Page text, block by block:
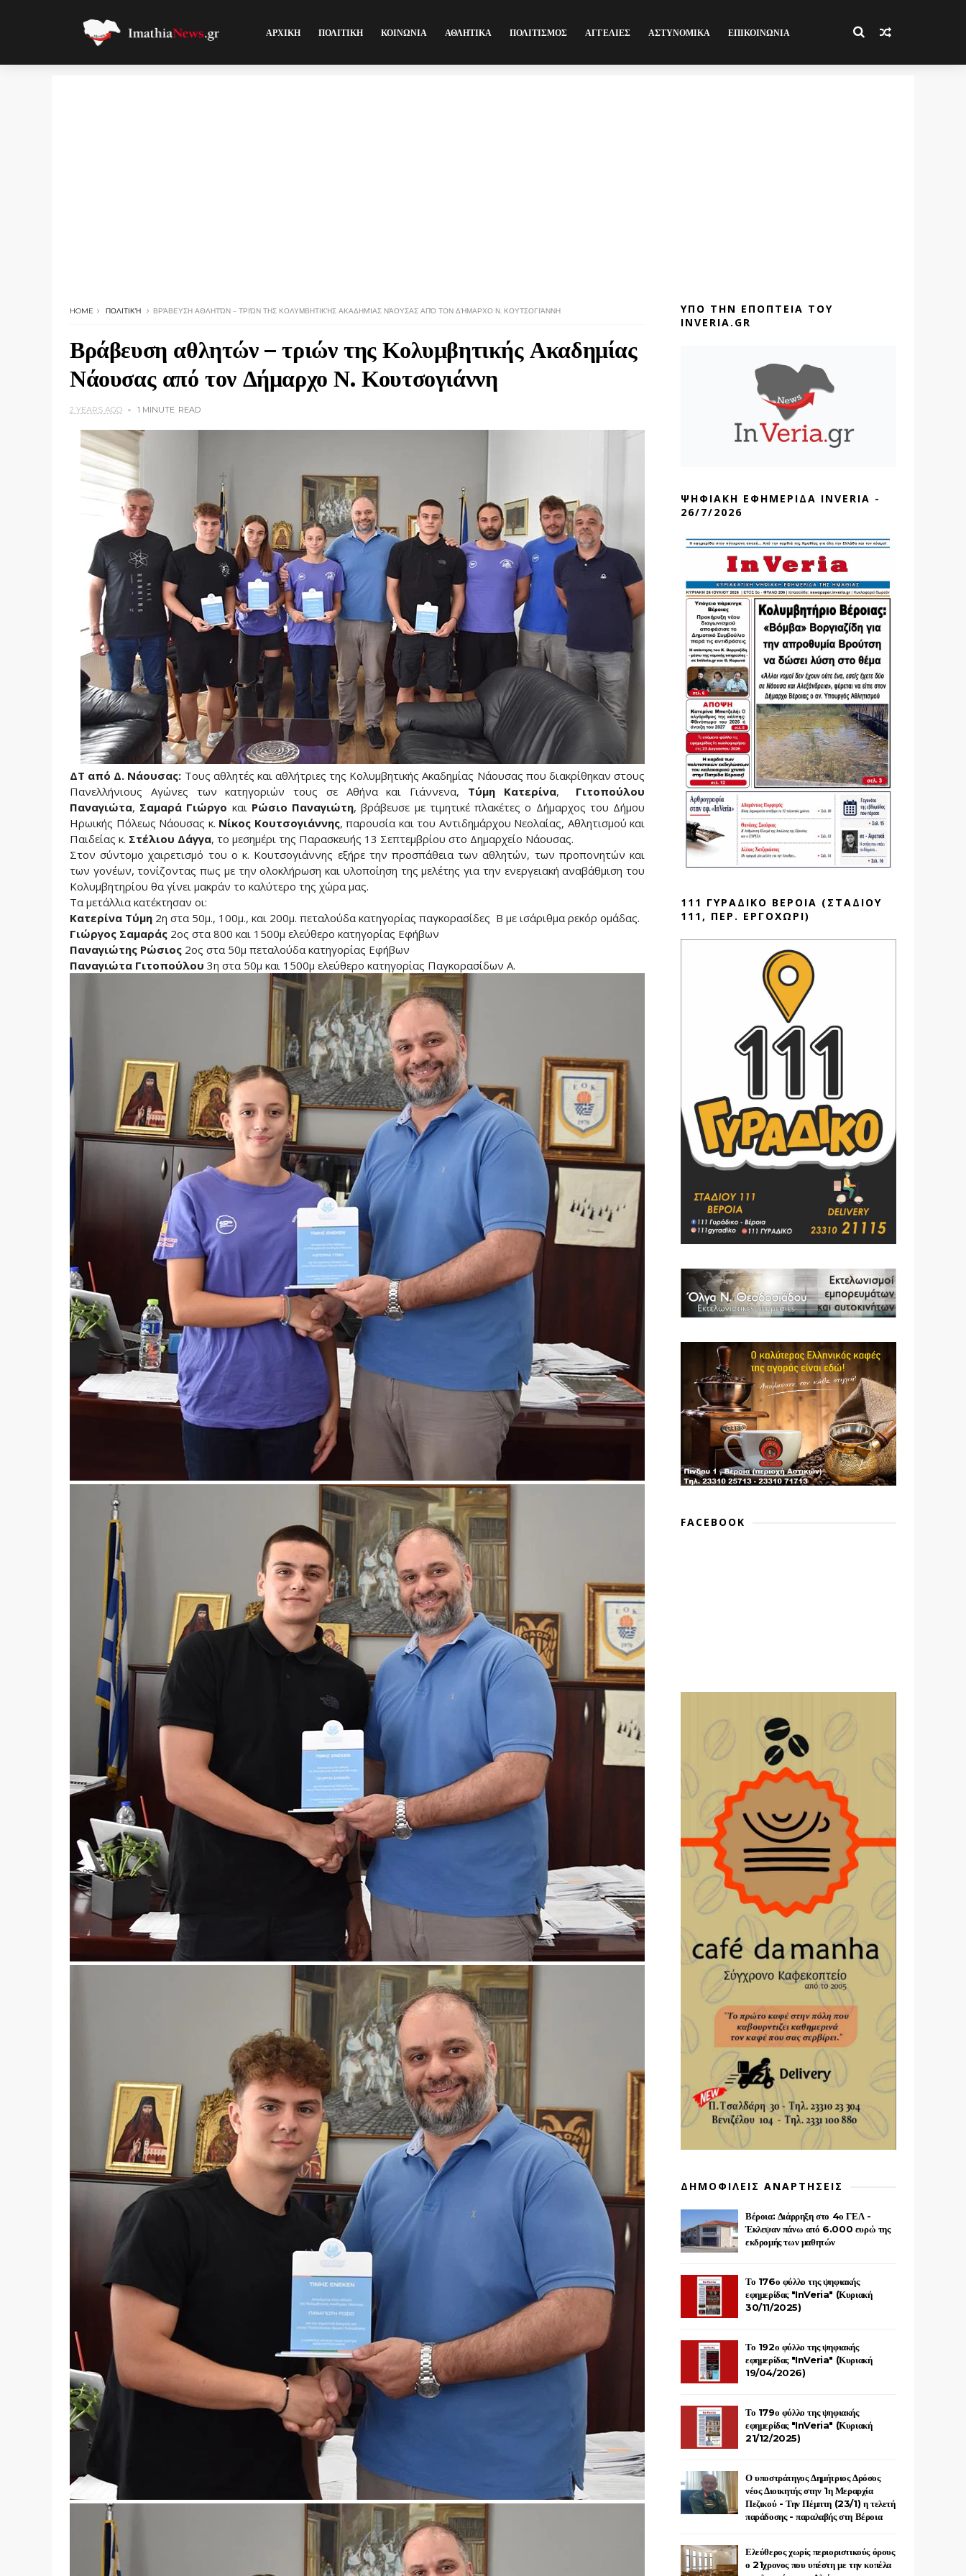
ΑΡΧΙΚΗ ΠΟΛΙΤΙΚΗ ΚΟΙΝΩΝΙΑ ΑΘΛΗΤΙΚΑ ΠΟΛΙΤΙΣΜΟΣ ΑΓΓΕΛΙΕΣ ΑΣΤΥΝΟΜΙΚΑ ΕΠΙΚΟΙΝΩΝΙΑ
HOME ΠΟΛΙΤΙΚΉ ΒΡΆΒΕΥΣΗ ΑΘΛΗΤΏΝ – ΤΡΙΏΝ ΤΗΣ ΚΟΛΥΜΒΗΤΙΚΉΣ ΑΚΑΔΗΜΊΑΣ ΝΆΟΥΣΑΣ ΑΠΌ ΤΟΝ ΔΉΜΑΡΧΟ Ν. ΚΟΥΤΣΟΓΙΆΝΝΗ
Βράβευση αθλητών – τριών της Κολυμβητικής Ακαδημίας
Νάουσας από τον Δήμαρχο Ν. Κουτσογιάννη
2 YEARS AGO 1 MINUTE READ
ΔΤ από Δ. Νάουσας: Τους αθλητές και αθλήτριες της Κολυμβητικής Ακαδημίας Νάουσας που διακρίθηκαν στους
Πανελλήνιους Αγώνες των κατηγοριών τους σε Αθήνα και Γιάννενα, Τύμη Κατερίνα, Γιτοπούλου
Παναγιώτα, Σαμαρά Γιώργο και Ρώσιο Παναγιώτη, βράβευσε με τιμητικέ πλακέτες ο Δήμαρχος του Δήμου
Ηρωικής Πόλεως Νάουσας κ. Νίκος Κουτσογιάννης, παρουσία και του Αντιδημάρχου Νεολαίας, Αθλητισμού και
Παιδείας κ. Στέλιου Δάγγα, το μεσημέρι της Παρασκευής 13 Σεπτεμβρίου στο Δημαρχείο Νάουσας.
Στον σύντομο χαιρετισμό του ο κ. Κουτσογιάννης εξήρε την προσπάθεια των αθλητών, των προπονητών και
των γονέων, τονίζοντας πως με την ολοκλήρωση και υλοποίηση της μελέτης για την ενεργειακή αναβάθμιση του
Κολυμβητηρίου θα γίνει μακράν το καλύτερο της χώρα μας.
Τα μετάλλια κατέκτησαν οι:
Κατερίνα Τύμη 2η στα 50μ., 100μ., και 200μ. πεταλούδα κατηγορίας παγκορασίδες Β με ισάριθμα ρεκόρ ομάδας.
Γιώργος Σαμαράς 2ος στα 800 και 1500μ ελεύθερο κατηγορίας Εφήβων
Παναγιώτης Ρώσιος 2ος στα 50μ πεταλούδα κατηγορίας Εφήβων
Παναγιώτα Γιτοπούλου 3η στα 50μ και 1500μ ελεύθερο κατηγορίας Παγκορασίδων Α.
ΥΠΟ ΤΗΝ ΕΠΟΠΤΕΙΑ ΤΟΥ
INVERIA.GR
ΨΗΦΙΑΚΗ ΕΦΗΜΕΡΙΔΑ INVERIA -
26/7/2026
111 ΓΥΡΑΔΙΚΟ ΒΕΡΟΙΑ (ΣΤΑΔΙΟΥ
111, ΠΕΡ. ΕΡΓΟΧΩΡΙ)
FACEBOOK
ΔΗΜΟΦΙΛΕΙΣ ΑΝΑΡΤΗΣΕΙΣ
Βέροια: Διάρρηξη στο 4ο ΓΕΛ -
Έκλεψαν πάνω από 6.000 ευρώ της
εκδρομής των μαθητών
Το 176ο φύλλο της ψηφιακής
εφημερίδας "InVeria" (Κυριακή
30/11/2025)
Το 192ο φύλλο της ψηφιακής
εφημερίδας "InVeria" (Κυριακή
19/04/2026)
Το 179ο φύλλο της ψηφιακής
εφημερίδας "InVeria" (Κυριακή
21/12/2025)
Ο υποστράτηγος Δημήτριος Δρόσος
νέος Διοικητής στην 1η Μεραρχία
Πεζικού - Την Πέμπτη (23/1) η τελετή
παράδοσης - παραλαβής στη Βέροια
Ελεύθερος χωρίς περιοριστικούς όρους
ο 21χρονος που υπέστη με την κοπέλα